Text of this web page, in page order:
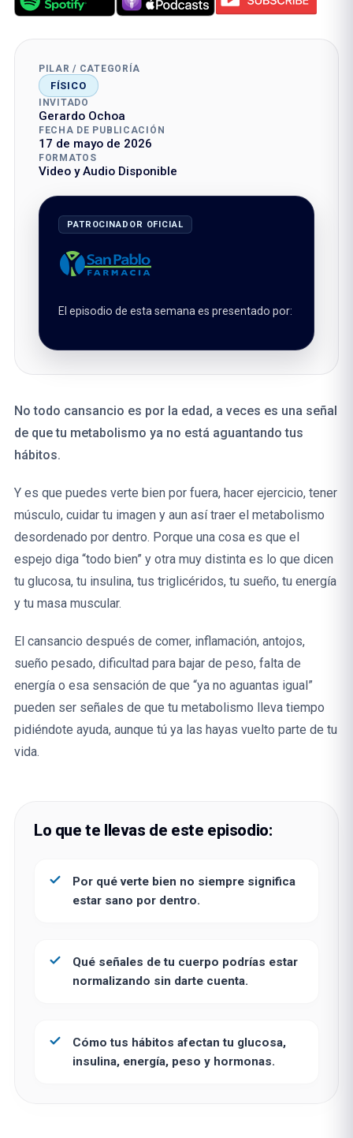
PILAR / CATEGORÍA
FÍSICO
INVITADO
Gerardo Ochoa
FECHA DE PUBLICACIÓN
17 de mayo de 2026
FORMATOS
Video y Audio Disponible
PATROCINADOR OFICIAL
El episodio de esta semana es presentado por:
No todo cansancio es por la edad, a veces es una señal
de que tu metabolismo ya no está aguantando tus
hábitos.
Y es que puedes verte bien por fuera, hacer ejercicio, tener
músculo, cuidar tu imagen y aun así traer el metabolismo
desordenado por dentro. Porque una cosa es que el
espejo diga “todo bien” y otra muy distinta es lo que dicen
tu glucosa, tu insulina, tus triglicéridos, tu sueño, tu energía
y tu masa muscular.
El cansancio después de comer, inflamación, antojos,
sueño pesado, dificultad para bajar de peso, falta de
energía o esa sensación de que “ya no aguantas igual”
pueden ser señales de que tu metabolismo lleva tiempo
pidiéndote ayuda, aunque tú ya las hayas vuelto parte de tu
vida.
Lo que te llevas de este episodio:
Por qué verte bien no siempre significa
estar sano por dentro.
Qué señales de tu cuerpo podrías estar
normalizando sin darte cuenta.
Cómo tus hábitos afectan tu glucosa,
insulina, energía, peso y hormonas.